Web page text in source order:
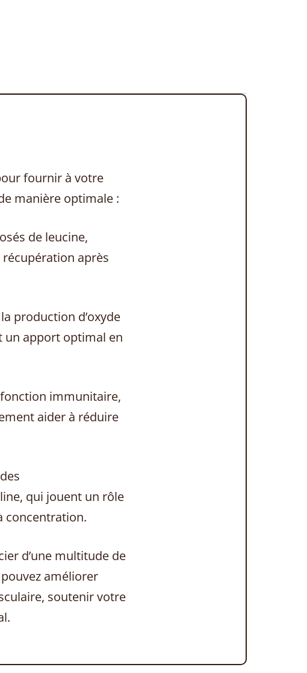
fournir à votre
manière optimale :
de leucine,
après
production d’oxyde
un apport optimal en
immunitaire,
aider à réduire
qui jouent un rôle
concentration.
d’une multitude de
améliorer
soutenir votre